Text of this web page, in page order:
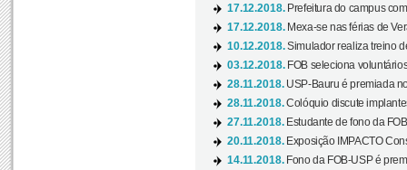
17.12.2018. Prefeitura do campus
17.12.2018. Mexa-se nas férias de
10.12.2018.Simulador realiza treino
03.12.2018. FOB seleciona
28.11.2018. USP-Bauru é premiada
28.11.2018.Colóquio discute
27.11.2018. Estudante de fono da
20.11.2018. Exposição IMPACTO
14.11.2018. Fono da FOB-USP é